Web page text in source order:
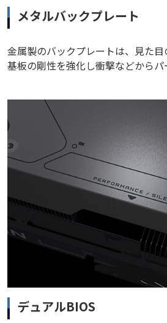
メタルバックプレート
金属製のバックプレートは、見た目
基板の剛性を強化し衝撃などからパ
デュアルBIOS